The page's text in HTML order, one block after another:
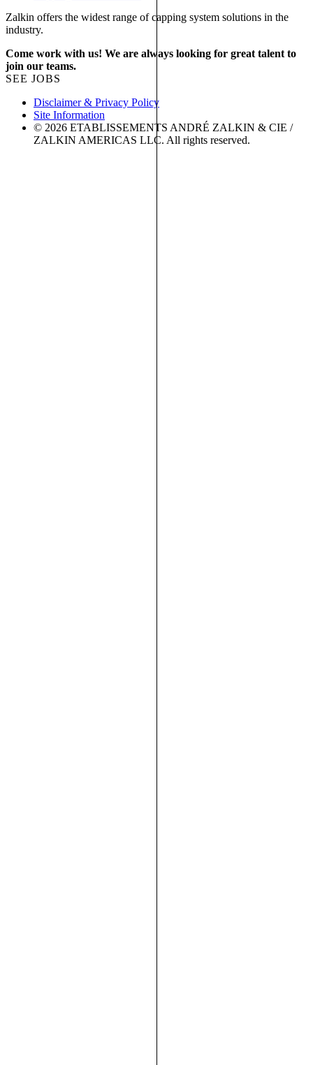
Zalkin offers the widest range of capping system solutions in the
industry.
Come work with us! We are always looking for great talent to
join our teams.
SEE JOBS
Disclaimer & Privacy Policy
Site Information
© 2026 ETABLISSEMENTS ANDRÉ ZALKIN & CIE /
ZALKIN AMERICAS LLC. All rights reserved.